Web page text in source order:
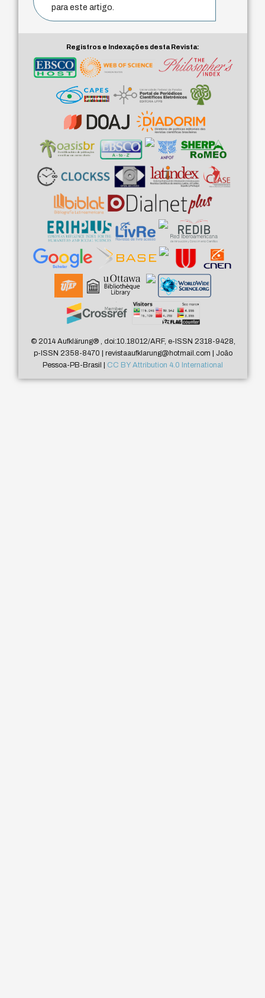
para este artigo.
Registros e Indexações desta Revista:
© 2014 Aufklärung®, doi:10.18012/ARF, e-ISSN 2318-9428,
p-ISSN 2358-8470 | revistaaufklarung@hotmail.com | João
Pessoa-PB-Brasil | CC BY Attribution 4.0 International